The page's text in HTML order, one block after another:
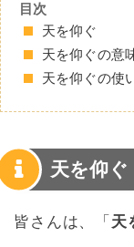
目次
天を仰ぐ
天を仰ぐの意
天を仰ぐの使
天を仰ぐ
皆さんは、「 天